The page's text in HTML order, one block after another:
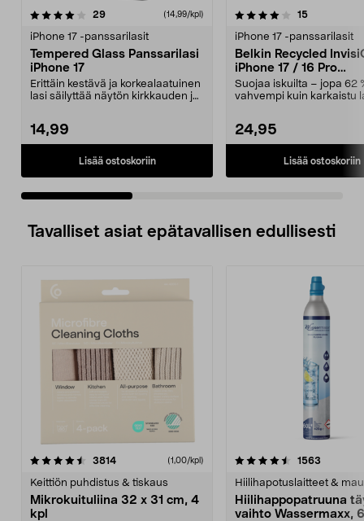
29arvostelut (14,99/kpl)
iPhone 17 -panssarilasit
Tempered Glass Panssarilasi
iPhone 17
Erittäin kestävä ja korkealaatuinen
lasi säilyttää näytön kirkkauden ja
14,99
Lisää ostoskoriin
4.0 viidestä
15arvostelut
iPhone 17 -panssarilasit
Belkin Recycled
iPhone 17 / 16 Pro
Panssarilasi
Suojaa iskuilta – jopa 62
vahvempi kuin karkaistu
24,95
Lisää ostoskoriin
5.0 viidestä
Tavalliset asiat epätavallisen edullisesti
3814arvostelut (1,00/kpl)
Keittiön puhdistus & tiskaus
Mikrokuituliina 32 x 31 cm, 4
kpl
4.5viidestä
1563
Hiilihapotuslaitteet &
Hiilihappopatruuna
vaihto Wassermaxx,
4.5viidestä